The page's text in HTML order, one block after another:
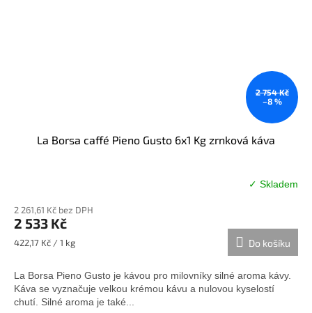
2 754 Kč
–8 %
La Borsa caffé Pieno Gusto 6x1 Kg zrnková káva
produktu
je
5,0
hvězdiček.
✓ Skladem
2 261,61 Kč bez DPH
2 533 Kč
Měrná
422,17 Kč / 1 kg Do košíku
La Borsa Pieno Gusto je kávou pro milovníky silné aroma kávy.
Káva se vyznačuje velkou krémou kávu a nulovou kyselostí
chutí. Silné aroma je také...